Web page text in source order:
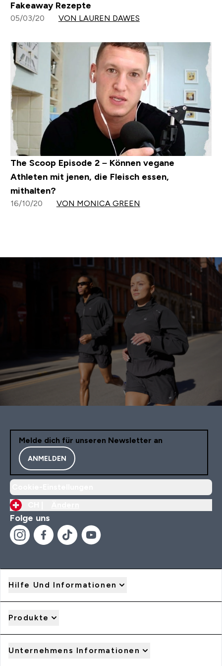
Fakeaway Rezepte
05/03/20 VON LAUREN DAWES
The Scoop Episode 2 – Können vegane
Athleten mit jenen, die Fleisch essen,
mithalten?
16/10/20 VON MONICA GREEN
Melde dich für unseren Newsletter an
ANMELDEN
Folge uns
Hilfe Und Informationen
Produkte
Unternehmens Informationen